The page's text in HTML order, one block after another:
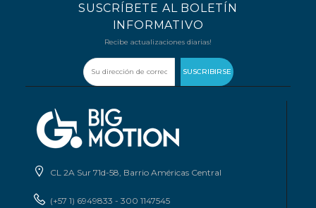
SUSCRÍBETE AL BOLETÍN
INFORMATIVO
Recibe actualizaciones diarias!
SUSCRIBIRSE
CL 2A Sur 71d-58, Barrio Américas Central
(+57 1) 6949833 - 300 1147545